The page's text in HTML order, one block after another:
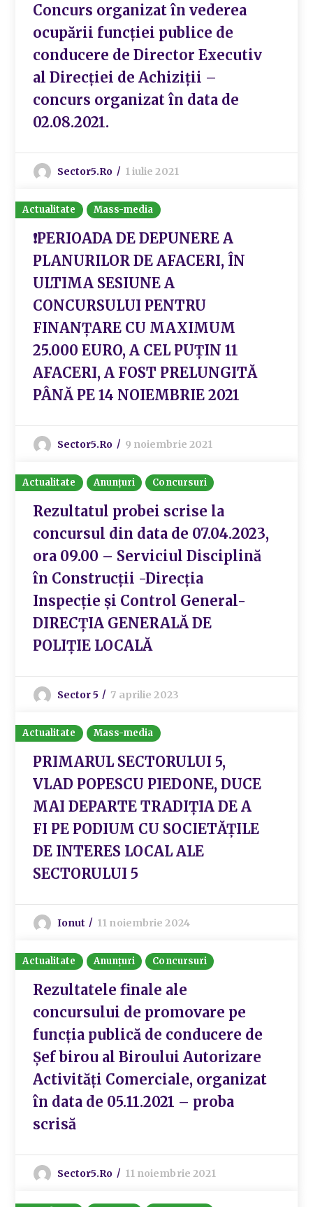
Concurs organizat în vederea
ocupării funcției publice de
conducere de Director Executiv
al Direcției de Achiziții –
concurs organizat în data de
02.08.2021.
Sector5.ro 1 iulie 2021
Actualitate Mass-media
❗PERIOADA DE DEPUNERE A
PLANURILOR DE AFACERI, ÎN
ULTIMA SESIUNE A
CONCURSULUI PENTRU
FINANȚARE CU MAXIMUM
25.000 EURO, A CEL PUȚIN 11
AFACERI, A FOST PRELUNGITĂ
PÂNĂ PE 14 NOIEMBRIE 2021
Sector5.ro 9 noiembrie 2021
Actualitate Anunțuri Concursuri
Rezultatul probei scrise la
concursul din data de 07.04.2023,
ora 09.00 – Serviciul Disciplină
în Construcții -Direcția
Inspecție și Control General-
DIRECȚIA GENERALĂ DE
POLIȚIE LOCALĂ
Sector 5 7 aprilie 2023
Actualitate Mass-media
PRIMARUL SECTORULUI 5,
VLAD POPESCU PIEDONE, DUCE
MAI DEPARTE TRADIȚIA DE A
FI PE PODIUM CU SOCIETĂȚILE
DE INTERES LOCAL ALE
SECTORULUI 5
Ionut 11 noiembrie 2024
Actualitate Anunțuri Concursuri
Rezultatele finale ale
concursului de promovare pe
funcția publică de conducere de
Șef birou al Biroului Autorizare
Activități Comerciale, organizat
în data de 05.11.2021 – proba
scrisă
Sector5.ro 11 noiembrie 2021